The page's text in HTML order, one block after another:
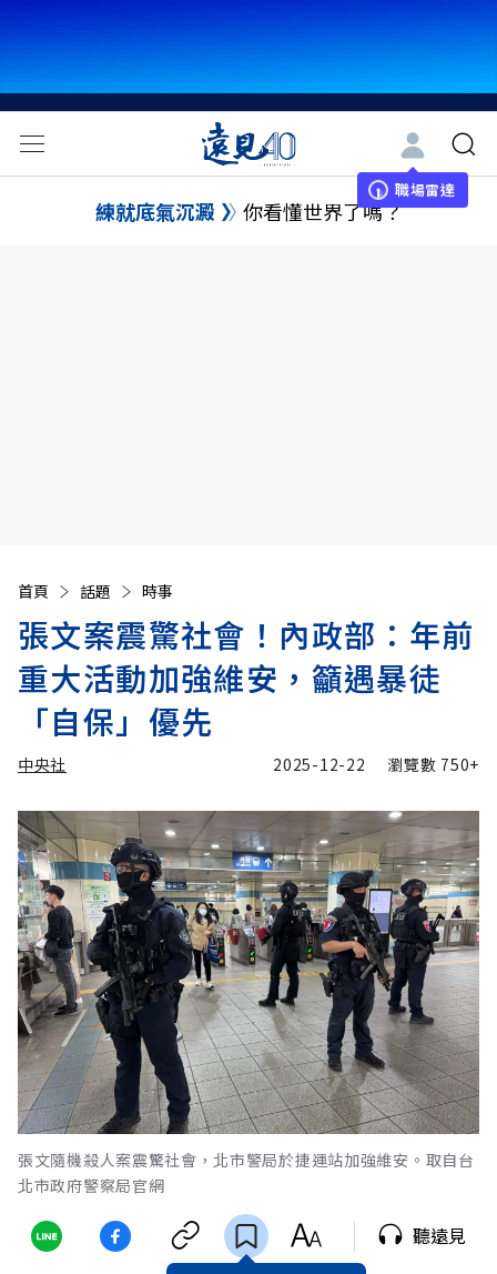
職場雷達
練就底氣沉澱 你看懂世界了嗎？
首頁 話題 時事
張文案震驚社會！內政部：年前
重大活動加強維安，籲遇暴徒
「自保」優先
中央社 2025-12-22 瀏覽數 750+
張文隨機殺人案震驚社會，北市警局於捷運站加強維安。取自台
北市政府警察局官網
聽遠見